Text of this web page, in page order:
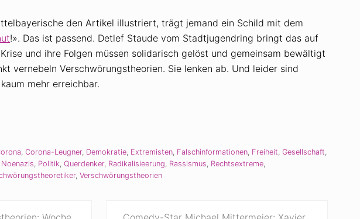
den Artikel illustriert, trägt jemand ein Schild mit dem
!». Das ist passend. Detlef Staude vom Stadtjugendring bringt das auf
und ihre Folgen müssen solidarisch gelöst und gemeinsam bewältigt
vernebeln Verschwörungstheorien. Sie lenken ab. Und leider sind
mehr erreichbar.
Corona-Leugner, Demokratie Extremisten Falschinformationen Freiheit Gesellschaft
Noenazis Politik Querdenker, Radikalisieerung Rassismus Rechtsextreme
, Verschwörungstheorien